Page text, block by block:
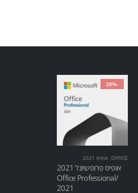
-28%
OFFICE
, אופיס 2021
אופיס פרופשיונל 2021
/Office Professional
2021